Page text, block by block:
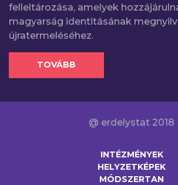
felleltározása, amelyek
magyarság identitásának
újratermeléséhez.
TOVÁBB
@ erdelystat 2018
INTÉZMÉNYEK
HELYZETKÉPEK
MÓDSZERTAN